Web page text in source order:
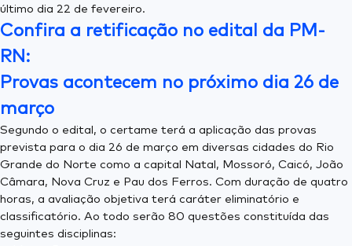
último dia 22 de fevereiro.
Confira a retificação no edital da PM-
RN:
Provas acontecem no próximo dia 26 de
março
Segundo o edital, o certame terá a aplicação das provas
prevista para o dia 26 de março em diversas cidades do Rio
Grande do Norte como a capital Natal, Mossoró, Caicó, João
Câmara, Nova Cruz e Pau dos Ferros. Com duração de quatro
horas, a avaliação objetiva terá caráter eliminatório e
classificatório. Ao todo serão 80 questões constituída das
seguintes disciplinas: